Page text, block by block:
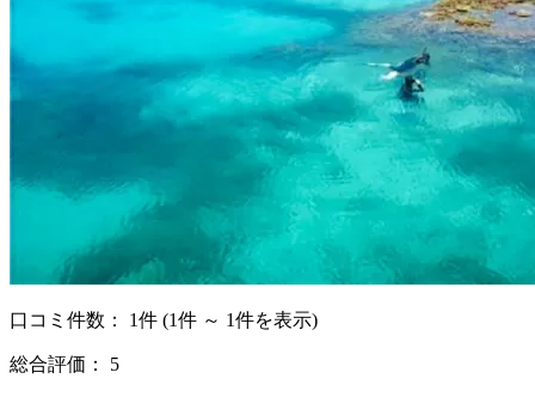
口コミ件数： 1件 (1件 ～ 1件を表示)
総合評価： 5